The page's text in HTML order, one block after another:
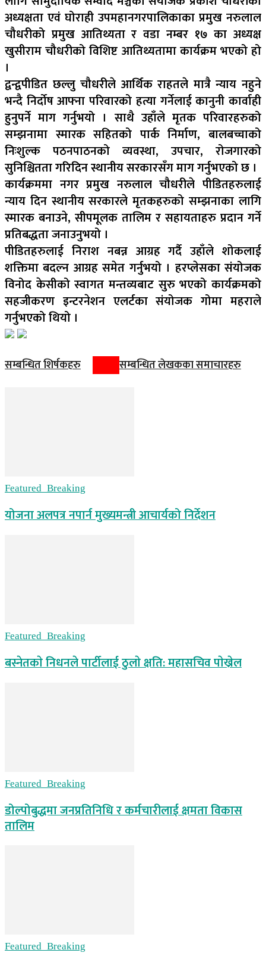
अध्यक्षता एवं घोराही उपमहानगरपालिकाका प्रमुख नरुलाल
चौधरीको प्रमुख आतिथ्यता र वडा नम्बर १७ का अध्यक्ष
खुसीराम चौधरीको विशिष्ट आतिथ्यतामा कार्यक्रम भएको हो
।
द्वन्द्वपीडित छल्लु चौधरीले आर्थिक राहतले मात्रै न्याय नहुने
भन्दै निर्दोष आफ्ना परिवारको हत्या गर्नेलाई कानुनी कार्वाही
हुनुपर्ने माग गर्नुभयो । साथै उहाँले मृतक परिवारहरुको
सम्झनामा स्मारक सहितको पार्क निर्माण, बालबच्चाको
निःशुल्क पठनपाठनको व्यवस्था, उपचार, रोजगारको
सुनिश्चितता गरिदिन स्थानीय सरकारसँग माग गर्नुभएको छ ।
कार्यक्रममा नगर प्रमुख नरुलाल चौधरीले पीडितहरुलाई
न्याय दिन स्थानीय सरकारले मृतकहरुको सम्झनाका लागि
स्मारक बनाउने, सीपमूलक तालिम र सहायताहरु प्रदान गर्ने
प्रतिबद्धता जनाउनुभयो ।
पीडितहरुलाई निराश नबन्न आग्रह गर्दै उहाँले शोकलाई
शक्तिमा बदल्न आग्रह समेत गर्नुभयो । हरप्लेसका संयोजक
विनोद केसीको स्वागत मन्तव्यबाट सुरु भएको कार्यक्रमको
सहजीकरण इन्टरनेशन एलर्टका संयोजक गोमा महराले
गर्नुभएको थियो ।
सम्बन्धित शिर्षकहरु सम्बन्धित लेखकका समाचारहरु
Featured_Breaking
योजना अलपत्र नपार्न मुख्यमन्त्री आचार्यको निर्देशन
Featured_Breaking
बस्नेतकाे निधनले पार्टीलाई ठुलाे क्षति: महासचिव पाेख्रेल
Featured_Breaking
डोल्पोबुद्धमा जनप्रतिनिधि र कर्मचारीलाई क्षमता विकास
तालिम
Featured_Breaking